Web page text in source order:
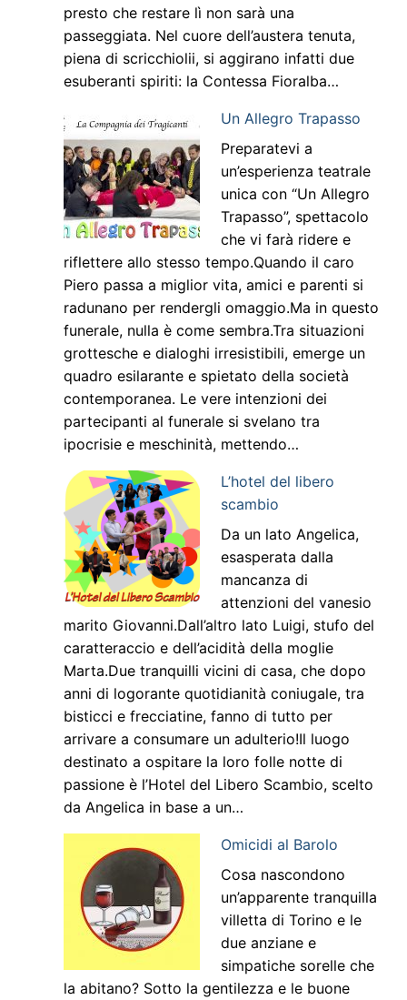
presto che restare lì non sarà una
passeggiata. Nel cuore dell’austera tenuta,
piena di scricchiolii, si aggirano infatti due
esuberanti spiriti: la Contessa Fioralba…
Un Allegro Trapasso
Preparatevi a
un’esperienza teatrale
unica con “Un Allegro
Trapasso”, spettacolo
che vi farà ridere e
riflettere allo stesso tempo.Quando il caro
Piero passa a miglior vita, amici e parenti si
radunano per rendergli omaggio.Ma in questo
funerale, nulla è come sembra.Tra situazioni
grottesche e dialoghi irresistibili, emerge un
quadro esilarante e spietato della società
contemporanea. Le vere intenzioni dei
partecipanti al funerale si svelano tra
ipocrisie e meschinità, mettendo…
L’hotel del libero
scambio
Da un lato Angelica,
esasperata dalla
mancanza di
attenzioni del vanesio
marito Giovanni.Dall’altro lato Luigi, stufo del
caratteraccio e dell’acidità della moglie
Marta.Due tranquilli vicini di casa, che dopo
anni di logorante quotidianità coniugale, tra
bisticci e frecciatine, fanno di tutto per
arrivare a consumare un adulterio!Il luogo
destinato a ospitare la loro folle notte di
passione è l’Hotel del Libero Scambio, scelto
da Angelica in base a un…
Omicidi al Barolo
Cosa nascondono
un’apparente tranquilla
villetta di Torino e le
due anziane e
simpatiche sorelle che
la abitano? Sotto la gentilezza e le buone